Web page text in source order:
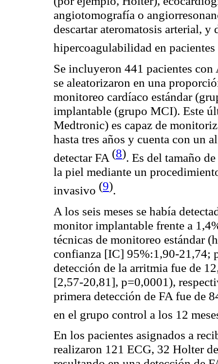
angiotomografía o
descartar ateromatosis arterial, y
hipercoagulabilidad en
Se incluyeron 441 pacientes
se aleatorizaron en una
monitoreo cardíaco estándar
implantable (grupo MCI). Este
Medtronic) es capaz de
hasta tres años y cuenta con un
detectar FA (8). Es del tamaño
la piel mediante un
invasivo (9).
A los seis meses se había
monitor implantable frente a
técnicas de monitoreo estándar
confianza [IC] 95%:1,90-21,74;
detección de la arritmia fue de
[2,57-20,81], p=0,0001),
primera detección de FA fue de
en el grupo control a los 12
En los pacientes asignados a
realizaron 121 ECG, 32 Holter